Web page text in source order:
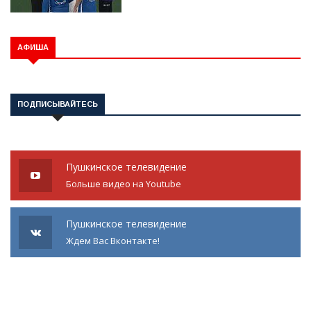
АФИША
ПОДПИСЫВАЙТЕСЬ
Пушкинское телевидение
Больше видео на Youtube
Пушкинское телевидение
Ждем Вас Вконтакте!